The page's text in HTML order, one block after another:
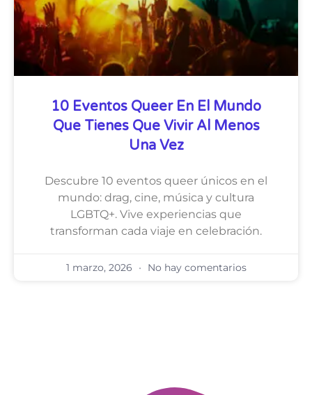
10 Eventos Queer En El Mundo
Que Tienes Que Vivir Al Menos
Una Vez
Descubre 10 eventos queer únicos en el
mundo: drag, cine, música y cultura
LGBTQ+. Vive experiencias que
transforman cada viaje en celebración.
1 marzo, 2026 No hay comentarios